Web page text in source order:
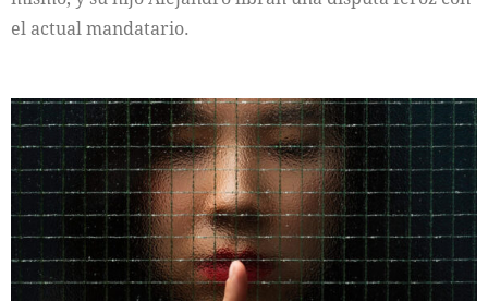
el actual mandatario.